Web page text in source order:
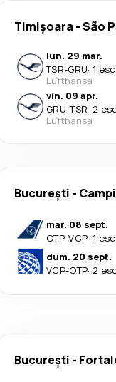
Timișoara-São
lun. 29 mar.
TSR-GRU· 1
Lufthansa
vin. 09 apr.
GRU-TSR· 2
Lufthansa
București -
mar. 08 sept.
OTP-VCP· 1
dum. 20 sept.
VCP-OTP· 2
București -